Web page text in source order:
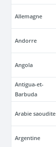
Allemagne
Andorre
Angola
Antigua-et-
Barbuda
Arabie saoudite
Argentine